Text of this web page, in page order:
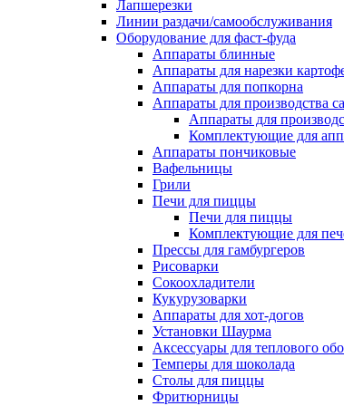
Лапшерезки
Линии раздачи/самообслуживания
Оборудование для фаст-фуда
Аппараты блинные
Аппараты для нарезки
Аппараты для попкорна
Аппараты для производства
Аппараты для
Комплектующие для
Аппараты пончиковые
Вафельницы
Грили
Печи для пиццы
Печи для пиццы
Комплектующие для
Прессы для гамбургеров
Рисоварки
Сокоохладители
Кукурузоварки
Аппараты для хот-догов
Установки Шаурма
Аксессуары для теплового
Темперы для шоколада
Столы для пиццы
Фритюрницы